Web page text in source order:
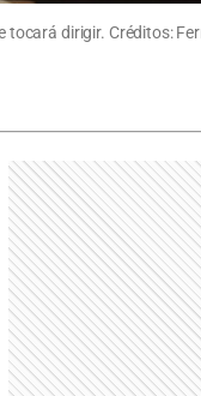
tocará dirigir. Créditos: